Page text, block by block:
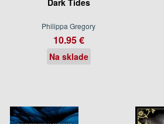
Philippa Gregory
10.95 €
Na sklade